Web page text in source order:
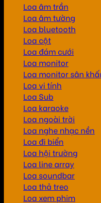
Loa âm trần
Loa âm tường
Loa bluetooth
Loa cột
Loa đám cưới
Loa monitor
Loa monitor sân
Loa vi tính
Loa Sub
Loa karaoke
Loa ngoài trời
Loa nghe nhạc nền
Loa đi biển
Loa hội trường
Loa line array
Loa soundbar
Loa thả treo
Loa xem phim